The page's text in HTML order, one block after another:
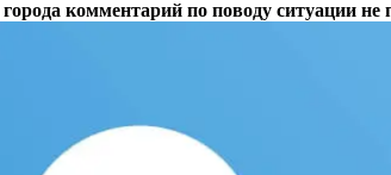
комментарий по поводу ситуации не